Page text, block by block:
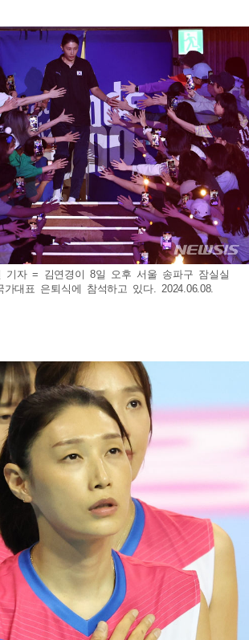
기자 = 김연경이 8일 오후 서울 송파구 잠실실
대표 은퇴식에 참석하고 있다. 2024.06.08.